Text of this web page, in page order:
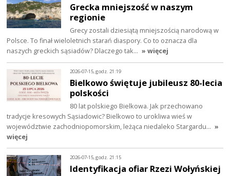
Grecka mniejszość w naszym
regionie
Grecy zostali dziesiątą mniejszością narodową w
Polsce. To finał wieloletnich starań diaspory. Co to oznacza dla
naszych greckich sąsiadów? Dlaczego tak… » więcej
2026-07-15, godz. 21:19
Bielkowo świętuje jubileusz 80-lecia
polskości
80 lat polskiego Bielkowa. Jak przechowano
tradycje kresowych Sąsiadowic? Bielkowo to urokliwa wieś w
województwie zachodniopomorskim, leżąca niedaleko Stargardu… »
więcej
2026-07-15, godz. 21:15
Identyfikacja ofiar Rzezi Wołyńskiej